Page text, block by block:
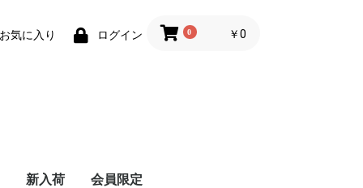
気に入り ログイン 0 ￥0
新入荷 会員限定